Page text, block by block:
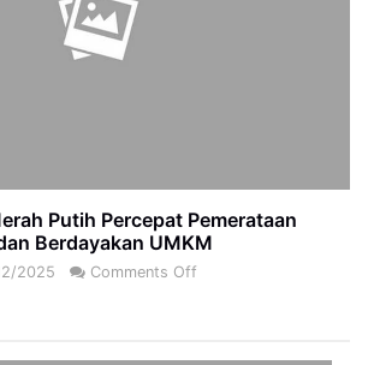
Putih Percepat Pemerataan
Berdayakan UMKM
2025 Comments Off